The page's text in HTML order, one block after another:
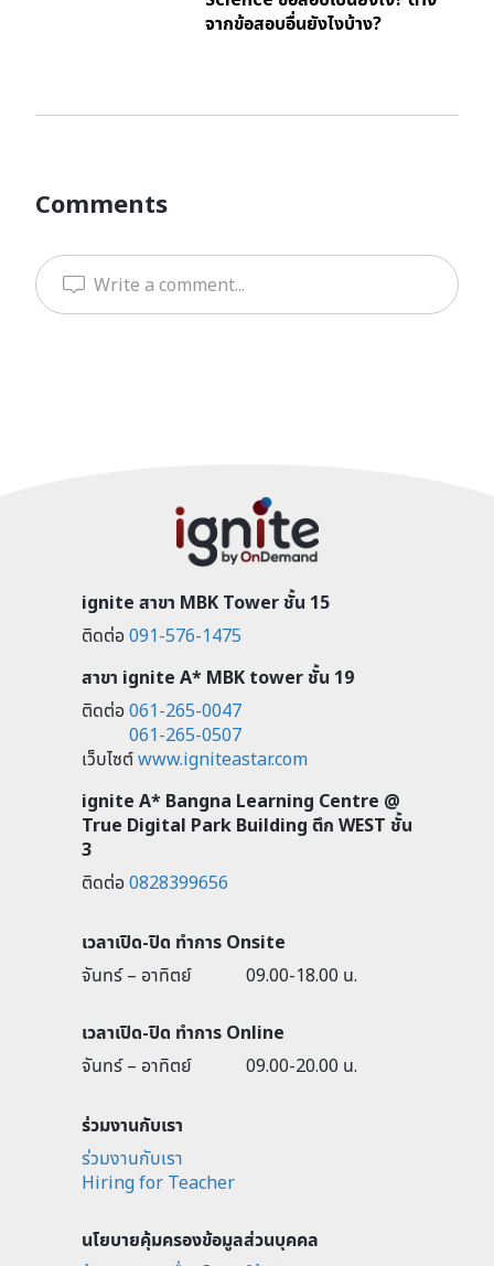
จากข้อสอบอื่นยังไงบ้าง?
Comments
Write a comment...
ignite สาขา MBK Tower ชั้น 15
ติดต่อ091-576-1475
สาขา ignite A* MBK tower ชั้น 19
ติดต่อ061-265-0047
061-265-0507
เว็บไซต์www.igniteastar.com
ignite A* Bangna Learning Centre @
True Digital Park Building ตึก WEST ชั้น
3
ติดต่อ0828399656
เวลาเปิด-ปิด ทำการ Onsite
จันทร์ – อาทิตย์
09.00-18.00 น.
เวลาเปิด-ปิด ทำการ Online
จันทร์ – อาทิตย์
09.00-20.00 น.
ร่วมงานกับเรา
ร่วมงานกับเรา
Hiring for Teacher
นโยบายคุ้มครองข้อมูลส่วนบุคคล